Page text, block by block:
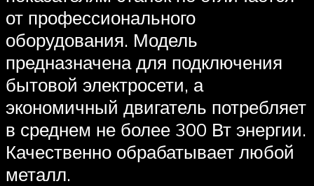
от профессионального
оборудования. Модель
предназначена для подключения
бытовой электросети, а
экономичный двигатель потребляет
в среднем не более 300 Вт энергии.
Качественно обрабатывает любой
металл.